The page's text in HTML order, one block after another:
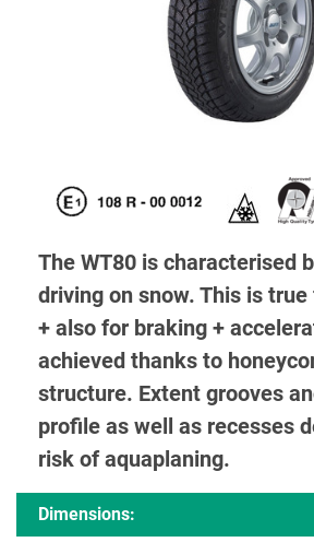
The WT80 is characterised
driving on snow. This is
+ also for braking +
achieved thanks to
structure. Extent grooves
profile as well as recesses
risk of aquaplaning.
Dimensions: